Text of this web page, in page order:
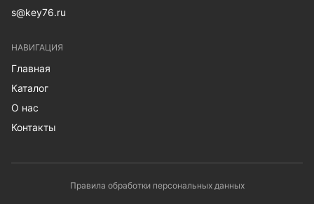
s@key76.ru
НАВИГАЦИЯ
Главная
Каталог
О нас
Контакты
Правила обработки персональных данных